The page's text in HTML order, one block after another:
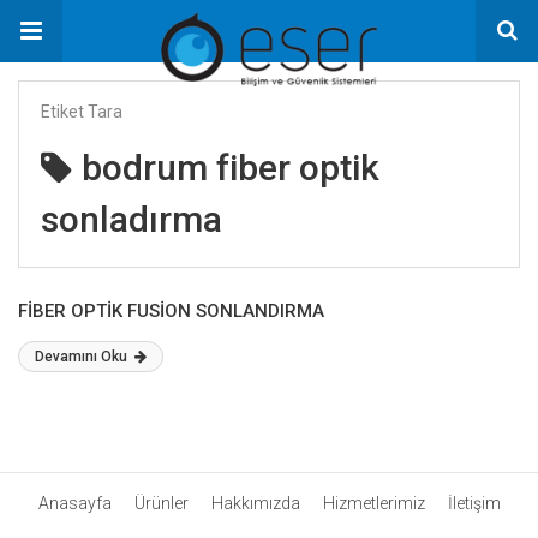
Etiket Tara
bodrum fiber optik
sonladırma
FİBER OPTİK FUSİON SONLANDIRMA
Devamını Oku
Anasayfa Ürünler Hakkımızda Hizmetlerimiz İletişim